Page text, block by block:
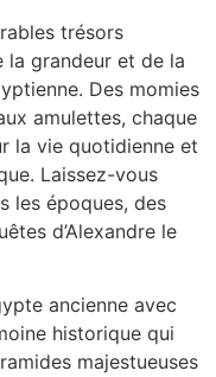
trésors
la grandeur et de la
Des momies
amulettes, chaque
la vie quotidienne et
Laissez-vous
les époques, des
d’Alexandre le
ancienne avec
historique qui
majestueuses